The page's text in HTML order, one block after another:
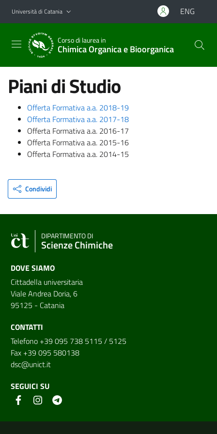
Vai al contenuto principale
Vai al menu di navigazione
Università di Catania ENG
Corso di laurea in
Chimica Organica e Bioorganica
Piani di Studio
Offerta Formativa a.a. 2018-19
Offerta Formativa a.a. 2017-18
Offerta Formativa a.a. 2016-17
Offerta Formativa a.a. 2015-16
Offerta Formativa a.a. 2014-15
Condividi
DIPARTIMENTO DI
Scienze Chimiche
DOVE SIAMO
Cittadella universitaria
Viale Andrea Doria, 6
95125 - Catania
CONTATTI
Telefono +39 095 738 5115 / 5125
Fax +39 095 580138
dsc@unict.it
SEGUICI SU
Link e informazioni utili